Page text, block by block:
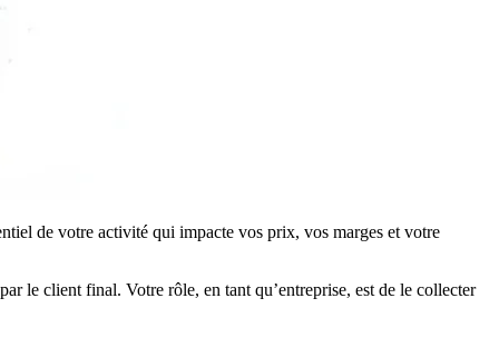
de votre activité qui impacte vos prix, vos marges et votre
le client final. Votre rôle, en tant qu’entreprise, est de le collecter